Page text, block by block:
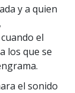
de Scientology
Introductorias
Introductorias
Iniciales
y a quien
el
los que se
el sonido